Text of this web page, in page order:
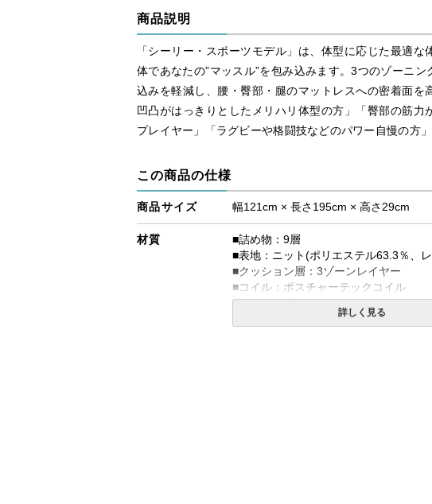
商品説明
「シーリー・スポーツモデル」は、体型に応じた最適
体であなたの”マッスル”を包み込みます。3つのゾーニ
込みを軽減し、腰・臀部・腿のマットレスへの密着面を
凹凸がはっきりとしたメリハリ体型の方」「臀部の筋力
プレイヤー」「ラグビーや格闘技などのパワー自慢の方」
この商品の仕様
商品サイズ 幅121cm × 長さ195cm × 高さ29cm
材質
■詰め物：9層
■表地：ニット(ポリエステル63.3％、
■クッション層：3ゾーンレイヤー
■コイル：ポスチャーテックコイル
■エッジサポート：ウレタンケース
詳しく見る